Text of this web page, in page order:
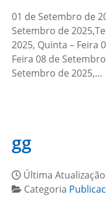
01 de Setembro de
Setembro de
2025, Quinta – Feira
Feira 08 de
Setembro de 2025,…
gg
Última
Categoria